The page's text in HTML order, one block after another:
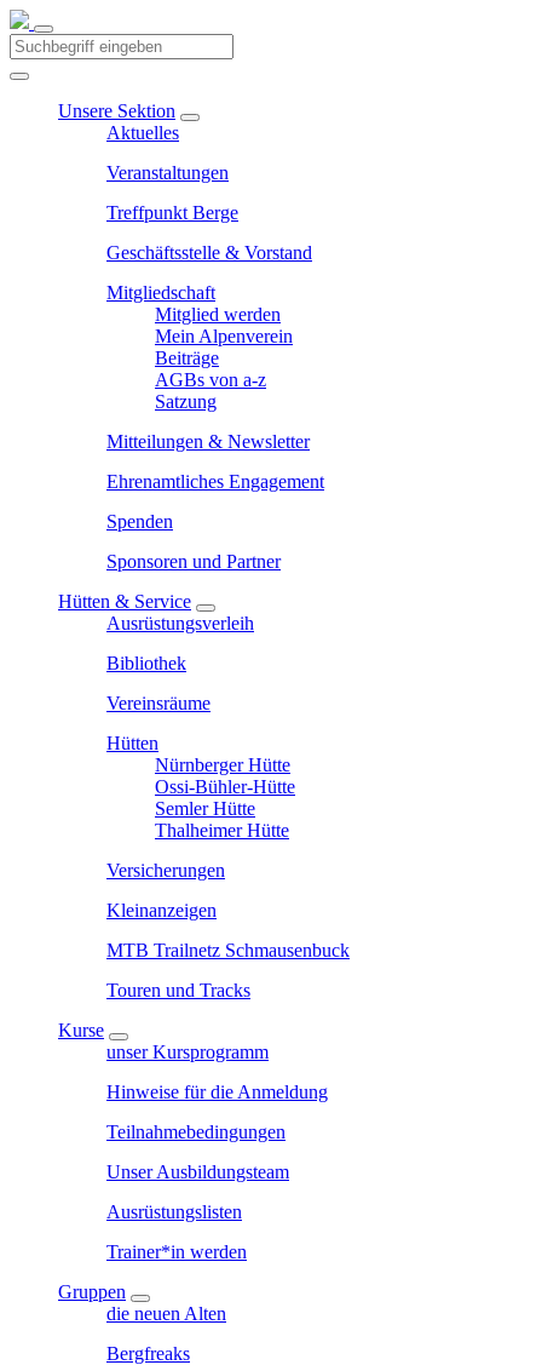
Unsere Sektion
Aktuelles
Veranstaltungen
Treffpunkt Berge
Geschäftsstelle & Vorstand
Mitgliedschaft
Mitglied werden
Mein Alpenverein
Beiträge
AGBs von a-z
Satzung
Mitteilungen & Newsletter
Ehrenamtliches Engagement
Spenden
Sponsoren und Partner
Hütten & Service
Ausrüstungsverleih
Bibliothek
Vereinsräume
Hütten
Nürnberger Hütte
Ossi-Bühler-Hütte
Semler Hütte
Thalheimer Hütte
Versicherungen
Kleinanzeigen
MTB Trailnetz Schmausenbuck
Touren und Tracks
Kurse
unser Kursprogramm
Hinweise für die Anmeldung
Teilnahmebedingungen
Unser Ausbildungsteam
Ausrüstungslisten
Trainer*in werden
Gruppen
die neuen Alten
Bergfreaks